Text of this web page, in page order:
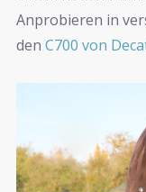
Anprobieren in
den C700 von